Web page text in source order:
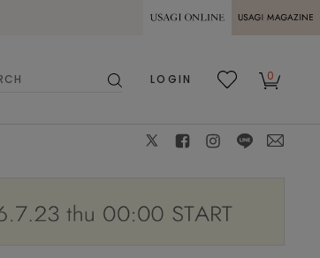
熊本県熊本地方を震源とする地震の影響に
MAGAZINE
LOGIN
0